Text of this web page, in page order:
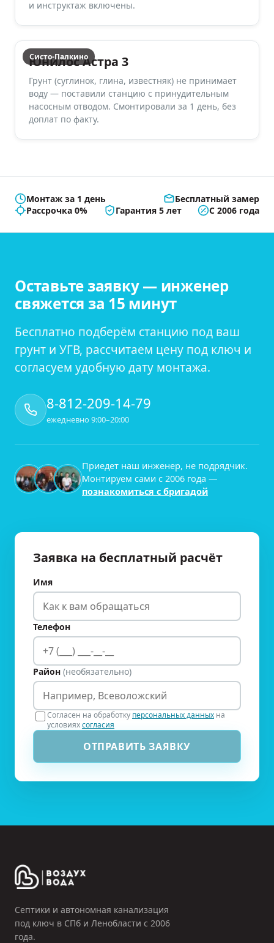
и инструктаж включены.
Систо-Палкино
Юнилос Астра 3
Грунт (суглинок, глина, известняк) не принимает
воду — поставили станцию с принудительным
насосным отводом. Смонтировали за 1 день, без
доплат по факту.
Монтаж за 1 день
Бесплатный замер
Рассрочка 0%
Гарантия 5 лет С 2006 года
Оставьте заявку — инженер
свяжется за 15 минут
Бесплатно подберём станцию под ваш
грунт и УГВ, рассчитаем цену под ключ и
согласуем удобную дату монтажа.
8-812-209-14-79
ежедневно 9:00–20:00
Приедет наш инженер, не подрядчик.
Монтируем сами с 2006 года —
познакомиться с бригадой
Заявка на бесплатный расчёт
Имя
Телефон
Район (необязательно)
Согласен на обработку персональных данных на
условияхсогласия
ОТПРАВИТЬ ЗАЯВКУ
Септики и автономная канализация
под ключ в СПб и Ленобласти с 2006
года.